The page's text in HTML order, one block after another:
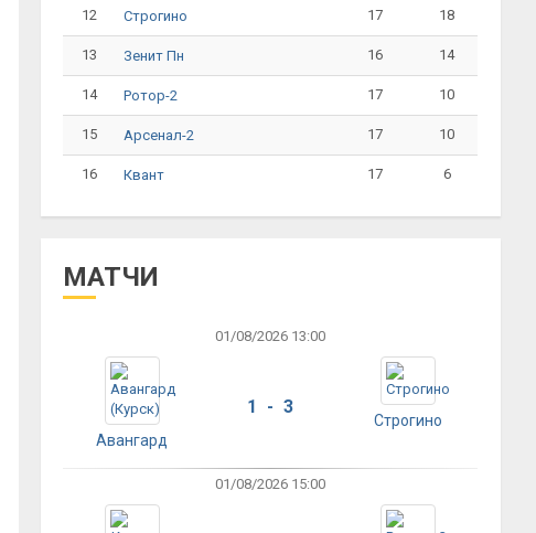
12 Строгино 17 18
13 Зенит Пн 16 14
14 Ротор-2 17 10
15 Арсенал-2 17 10
16 Квант 17 6
МАТЧИ
01/08/2026 13:00
Авангард
1 - 3
Строгино
01/08/2026 15:00